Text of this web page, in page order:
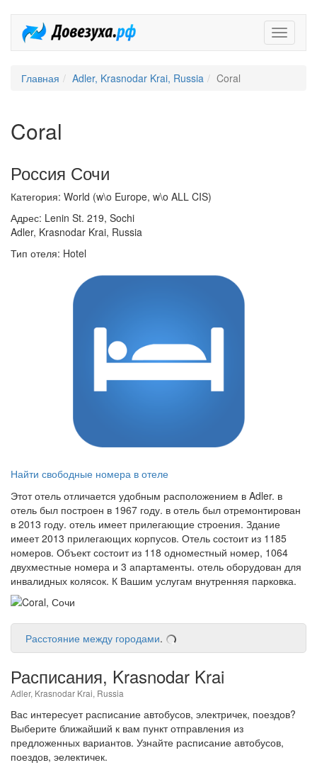
Главная Adler, Krasnodar Krai, Russia Coral
Coral
Россия Сочи
Категория: World (w\o Europe, w\o ALL CIS)
Адрес: Lenin St. 219, Sochi
Adler, Krasnodar Krai, Russia
Тип отеля: Hotel
Найти свободные номера в отеле
Этот отель отличается удобным расположением в Adler. в
отель был построен в 1967 году. в отель был отремонтирован
в 2013 году. отель имеет прилегающие строения. Здание
имеет 2013 прилегающих корпусов. Отель состоит из 1185
номеров. Объект состоит из 118 одноместный номер, 1064
двухместные номера и 3 апартаменты. отель оборудован для
инвалидных колясок. К Вашим услугам внутренняя парковка.
Расстояние между городами.
Расписания, Krasnodar Krai
Adler, Krasnodar Krai, Russia
Вас интересует расписание автобусов, электричек, поездов?
Выберите ближайший к вам пункт отправления из
предложенных вариантов. Узнайте расписание автобусов,
поездов, эелектичек.